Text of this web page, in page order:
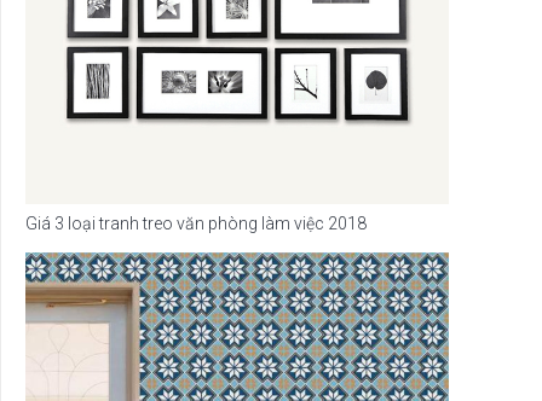
Giá 3 loại tranh treo văn phòng làm việc 2018